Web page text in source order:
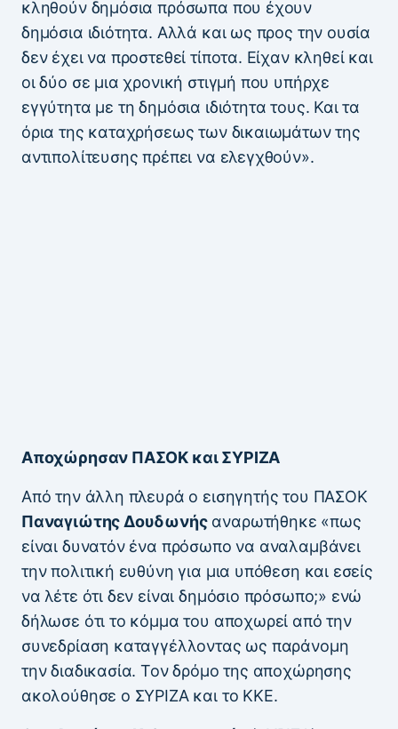
κληθούν δημόσια πρόσωπα που έχουν
δημόσια ιδιότητα. Αλλά και ως προς την ουσία
δεν έχει να προστεθεί τίποτα. Είχαν κληθεί και
οι δύο σε μια χρονική στιγμή που υπήρχε
εγγύτητα με τη δημόσια ιδιότητα τους. Και τα
όρια της καταχρήσεως των δικαιωμάτων της
αντιπολίτευσης πρέπει να ελεγχθούν».
Αποχώρησαν ΠΑΣΟΚ και ΣΥΡΙΖΑ
Από την άλλη πλευρά ο εισηγητής του ΠΑΣΟΚ
Παναγιώτης Δουδωνήςαναρωτήθηκε «πως
είναι δυνατόν ένα πρόσωπο να αναλαμβάνει
την πολιτική ευθύνη για μια υπόθεση και εσείς
να λέτε ότι δεν είναι δημόσιο πρόσωπο;» ενώ
δήλωσε ότι το κόμμα του αποχωρεί από την
συνεδρίαση καταγγέλλοντας ως παράνομη
την διαδικασία. Τον δρόμο της αποχώρησης
ακολούθησε ο ΣΥΡΙΖΑ και το ΚΚΕ.